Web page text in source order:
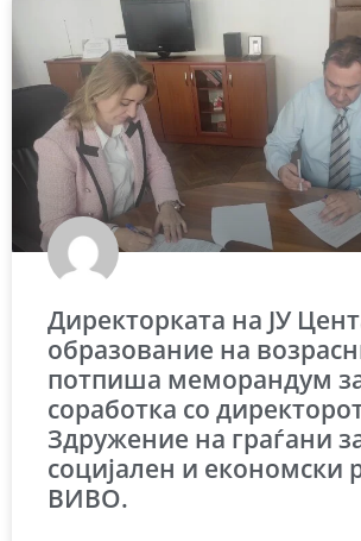
Директорката на ЈУ
образование на
потпиша меморандум
соработка со
Здружение на граѓани
социјален и економски
ВИВО.